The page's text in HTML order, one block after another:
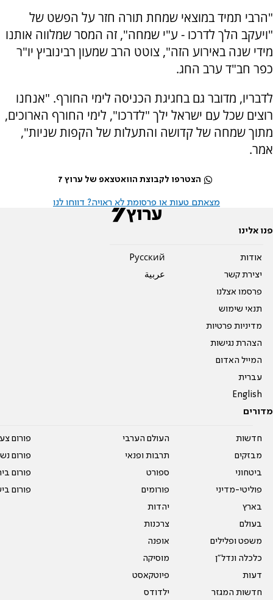
"הרבי תמיד במוצאי שמחת תורה חזר על הפשט של
"ויעקב הלך לדרכו - ע"י שמחה", זה המסר שמלווה אותנו
מידי שנה באירוע הזה", צוטט הרב שמעון רבינוביץ יו"ר
כפר חב"ד ערב החג.
לדבריו, מדובר גם בחגיגת הכניסה לימי החורף. "אנחנו
רוצים שכל עם ישראל ילך "לדרכו", לימי החורף הארוכים,
מתוך שמחה של קדושה והתעלות של הקפות שניות",
אמר.
הצטרפו לקבוצת הוואטצאפ של ערוץ 7
מצאתם טעות או פרסומת לא ראויה? דווחו לנו
פנו אלינו
אודות
יצירת קשר
פרסמו אצלנו
תנאי שימוש
מדיניות פרטיות
הצהרת נגישות
המייל האדום
עברית
English
Pусский
عربية
מדורים
חדשות
מבזקים
ביטחוני
פוליטי-מדיני
בארץ
בעולם
משפט ופלילים
כלכלה ונדל"ן
דעות
חדשות המגזר
העולם הערבי
תרבות ופנאי
ספורט
פורומים
יהדות
צרכנות
אופנה
מוסיקה
פיוטקאסט
ילדודס
פורום
פורום
פורום
פורום